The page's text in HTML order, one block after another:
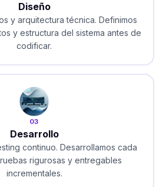
Diseño
y arquitectura técnica. Definimos
y estructura del sistema antes de
codificar.
03
Desarrollo
continuo. Desarrollamos cada
rigurosas y entregables
incrementales.